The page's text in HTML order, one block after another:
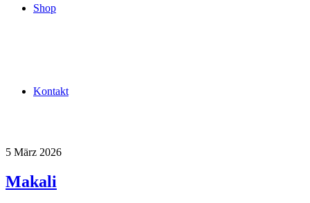
Shop
Kontakt
5 März 2026
Makali